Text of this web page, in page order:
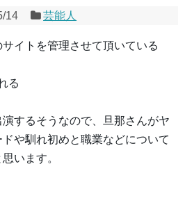
14 芸能人
イトを管理させて頂いている
る
するそうなので、旦那さんがヤ
や馴れ初めと職業などについて
います。